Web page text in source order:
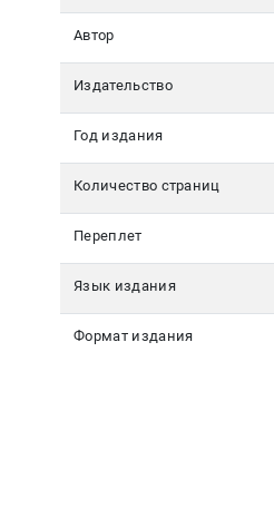
Автор
Издательство
Год издания
Количество страниц
Переплет
Язык издания
Формат издания